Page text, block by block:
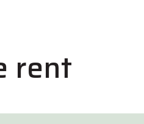
rent